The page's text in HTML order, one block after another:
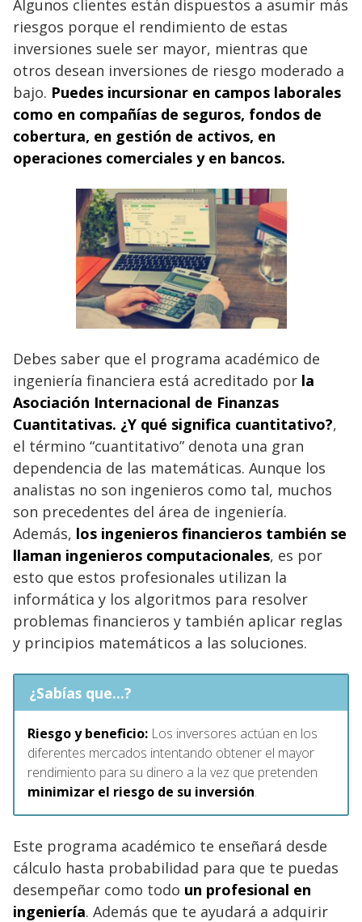
Algunos clientes están dispuestos a asumir más
riesgos porque el rendimiento de estas
inversiones suele ser mayor, mientras que
otros desean inversiones de riesgo moderado a
bajo. Puedes incursionar en campos laborales
como en compañías de seguros, fondos de
cobertura, en gestión de activos, en
operaciones comerciales y en bancos.
Debes saber que el programa académico de
ingeniería financiera está acreditado por la
Asociación Internacional de Finanzas
Cuantitativas. ¿Y qué significa cuantitativo?,
el término “cuantitativo” denota una gran
dependencia de las matemáticas. Aunque los
analistas no son ingenieros como tal, muchos
son precedentes del área de ingeniería.
Además, los ingenieros financieros también se
llaman ingenieros computacionales, es por
esto que estos profesionales utilizan la
informática y los algoritmos para resolver
problemas financieros y también aplicar reglas
y principios matemáticos a las soluciones.
¿Sabías que...?
Riesgo y beneficio: Los inversores actúan en los
diferentes mercados intentando obtener el mayor
rendimiento para su dinero a la vez que pretenden
minimizar el riesgo de su inversión.
Este programa académico te enseñará desde
cálculo hasta probabilidad para que te puedas
desempeñar como todo un profesional en
ingeniería. Además que te ayudará a adquirir